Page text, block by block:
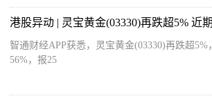
智通财经APP获悉，灵宝黄金(03330)再跌超5%
56%，报25